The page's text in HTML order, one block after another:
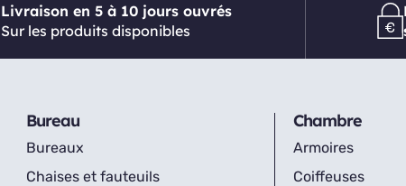
Livraison en 5 à 10 jours ouvrés
Sur les produits disponibles
Bureau
Bureaux
Chaises et fauteuils
Chambre
Armoires
Coiffeuses